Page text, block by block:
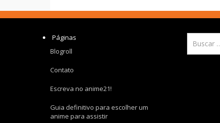
Páginas
Blogroll
Contato
Escreva no anime21!
Guia definitivo para escolher um
anime para assistir